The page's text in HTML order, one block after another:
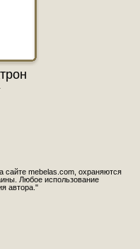
mebelas.com, охраняются
Любое использование
автора."